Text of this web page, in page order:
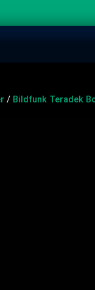
/ Bildfunk Teradek